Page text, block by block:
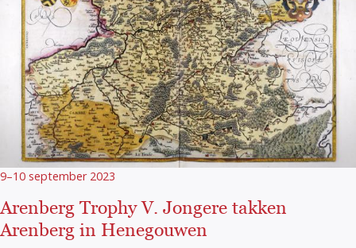
9–10 september 2023
Arenberg Trophy V. Jongere takken
Arenberg in Henegouwen